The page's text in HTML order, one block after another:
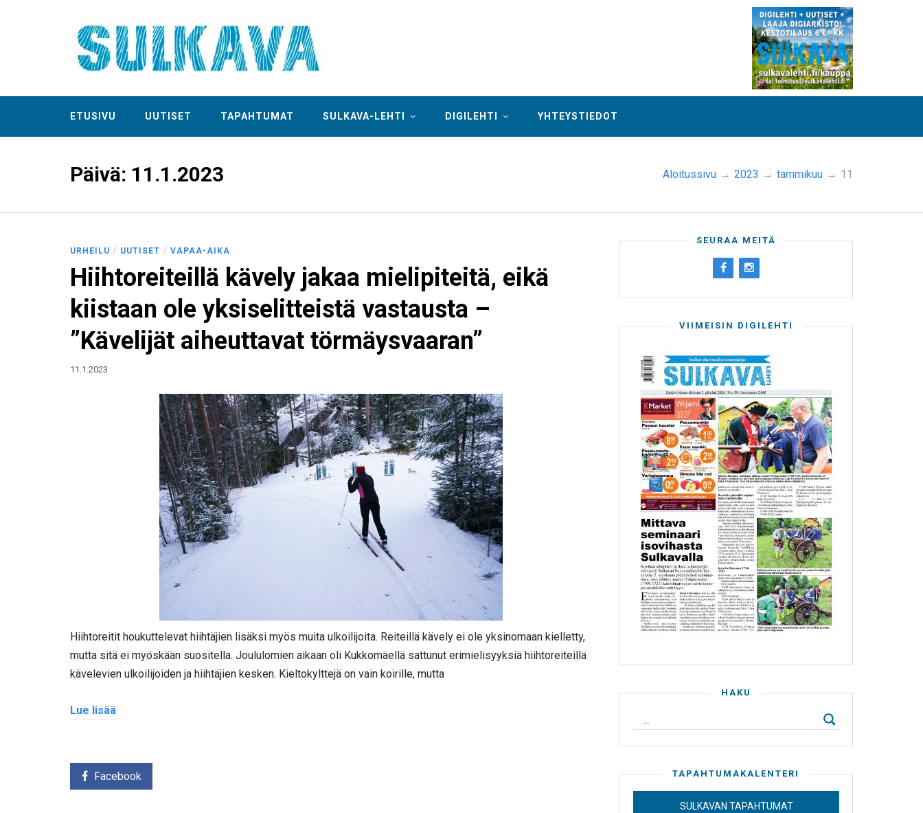
ETUSIVU UUTISET TAPAHTUMAT SULKAVA-LEHTI DIGILEHTI YHTEYSTIEDOT
Päivä: 11.1.2023 Aloitussivu → 2023 → tammikuu → 11
URHEILU / UUTISET / VAPAA-AIKA
Hiihtoreiteillä kävely jakaa mielipiteitä, eikä
kiistaan ole yksiselitteistä vastausta –
”Kävelijät aiheuttavat törmäysvaaran”
11.1.2023
Hiihtoreitit houkuttelevat hiihtäjien lisäksi myös muita ulkoilijoita. Reiteillä kävely ei ole yksinomaan kielletty,
mutta sitä ei myöskään suositella. Joululomien aikaan oli Kukkomäellä sattunut erimielisyyksiä hiihtoreiteillä
kävelevien ulkoilijoiden ja hiihtäjien kesken. Kieltokylttejä on vain koirille, mutta
Lue lisää
Facebook
SEURAA MEITÄ
VIIMEISIN DIGILEHTI
HAKU
TAPAHTUMAKALENTERI
SULKAVAN TAPAHTUMAT